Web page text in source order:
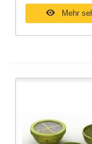
Mehr